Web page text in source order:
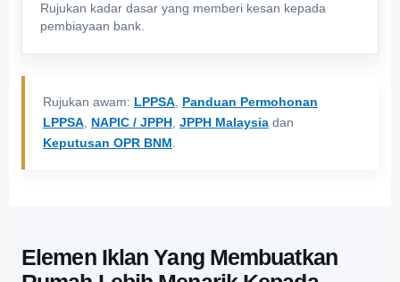
Rujukan kadar dasar yang memberi kesan kepada
pembiayaan bank.
Rujukan awam: LPPSA Panduan Permohonan
LPPSA NAPIC / JPPH JPPH Malaysia dan
Keputusan OPR BNM
Elemen Iklan Yang Membuatkan